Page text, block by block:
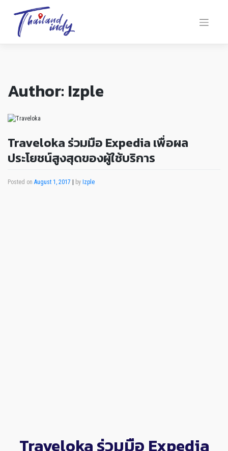
Author: Izple
Traveloka ร่วมมือ Expedia เพื่อผล
ประโยชน์สูงสุดของผู้ใช้บริการ
Posted on August 1, 2017 by Izple